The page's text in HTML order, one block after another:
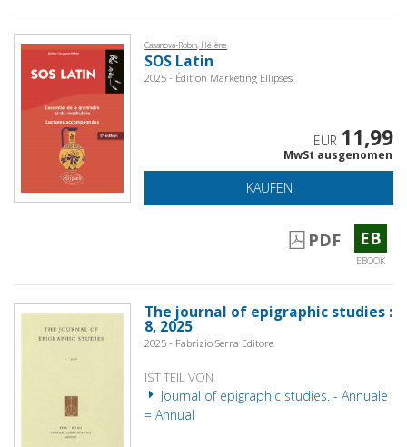
Casanova-Robin, Hélène
SOS Latin
2025 - Édition Marketing Ellipses
EUR 11,99
MwSt ausgenomen
KAUFEN
PDF EB
EBOOK
The journal of epigraphic studies :
8, 2025
2025 - Fabrizio Serra Editore
IST TEIL VON
Journal of epigraphic studies. - Annuale
= Annual